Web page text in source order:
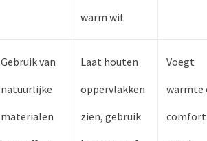
warm wit
Gebruik van
natuurlijke
materialen
Laat houten
oppervlakken
zien, gebruik
Voegt
warmte